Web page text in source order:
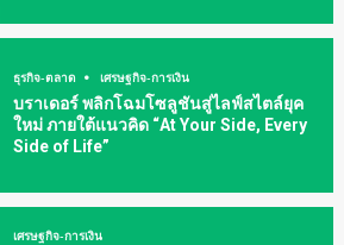
ธุรกิจ-ตลาด เศรษฐกิจ-การเงิน
บราเดอร์ พลิกโฉมโซลูชันสู่ไลฟ์สไตล์ยุค
ใหม่ ภายใต้แนวคิด “At Your Side, Every
Side of Life”
เศรษฐกิจ-การเงิน